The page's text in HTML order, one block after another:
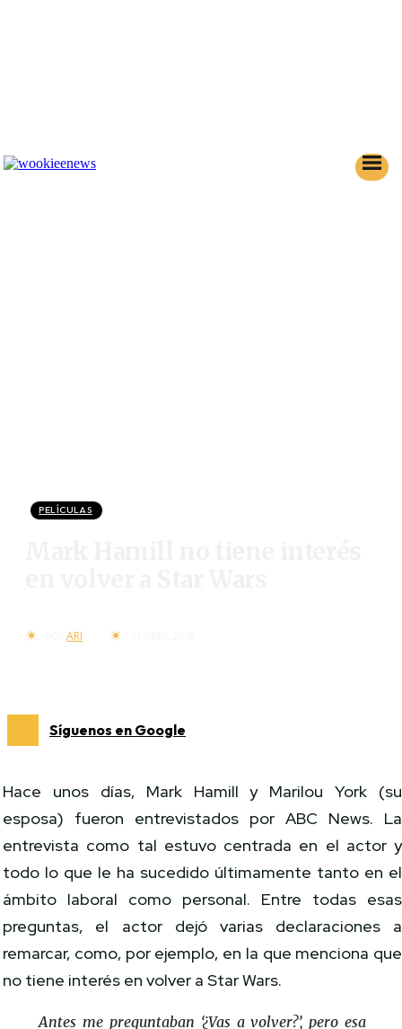
PELÍCULAS
ARI
Síguenos en Google
Hace unos días, Mark Hamill y Marilou York (su
esposa) fueron entrevistados por ABC News. La
entrevista como tal estuvo centrada en el actor y
todo lo que le ha sucedido últimamente tanto en el
ámbito laboral como personal. Entre todas esas
preguntas, el actor dejó varias declaraciones a
remarcar, como, por ejemplo, en la que menciona que
no tiene interés en volver a Star Wars.
Antes me preguntaban ‘¿Vas a volver?’, pero esa